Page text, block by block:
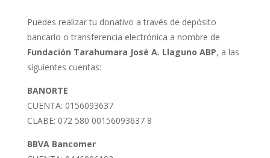
Puedes realizar tu donativo a través de depósito
bancario o transferencia electrónica a nombre de
Fundación Tarahumara José A. Llaguno ABP, a las
siguientes cuentas:
BANORTE
CUENTA: 0156093637
CLABE: 072 580 00156093637 8
BBVA Bancomer